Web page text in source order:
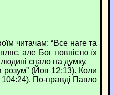
читачам: “Все наге та
але Бог повністю їх
спало на думку.
(Йов 12:13). Коли
104:24). По-правді Павло